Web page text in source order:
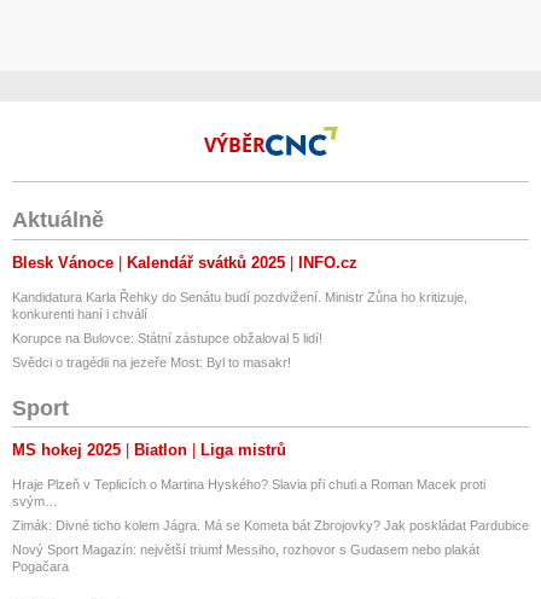
VÝBĚR
Aktuálně
Blesk Vánoce Kalendář svátků 2025 INFO.cz
Kandidatura Karla Řehky do Senátu budí pozdvižení. Ministr Zůna ho kritizuje,
konkurenti haní i chválí
Korupce na Bulovce: Státní zástupce obžaloval 5 lidí!
Svědci o tragédii na jezeře Most: Byl to masakr!
Sport
MS hokej 2025 Biatlon Liga mistrů
Hraje Plzeň v Teplicích o Martina Hyského? Slavia při chuti a Roman Macek proti
svým…
Zimák: Divné ticho kolem Jágra. Má se Kometa bát Zbrojovky? Jak poskládat Pardubice
Nový Sport Magazín: největší triumf Messiho, rozhovor s Gudasem nebo plakát
Pogačara